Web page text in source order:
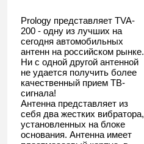
Prology представляет TVA-
200 - одну из лучших на
сегодня автомобильных
антенн на российском рынке.
Ни с одной другой антенной
не удается получить более
качественный прием ТВ-
сигнала!
Антенна представляет из
себя два жестких вибратора,
установленных на блоке
основания. Антенна имеет